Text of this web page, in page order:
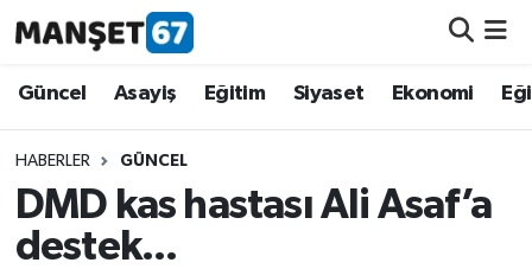
Güncel Asayiş Eğitim Siyaset Ekonomi
HABERLER GÜNCEL
DMD kas hastası Ali Asaf’a
destek...
Güncel
Asayiş
Siyaset